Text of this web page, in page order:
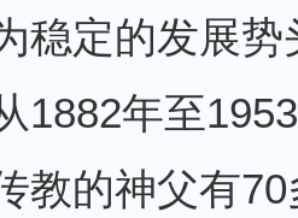
稳定的发展势
1882年至
教的神父有